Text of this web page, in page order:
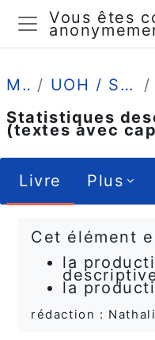
Passer au
Panneau
Vous êtes
Mes cours UOH / Statistique et Psychométrie en L1
Statistiques
(textes avec
Livre Plus
Cet élément
la
la
rédaction :